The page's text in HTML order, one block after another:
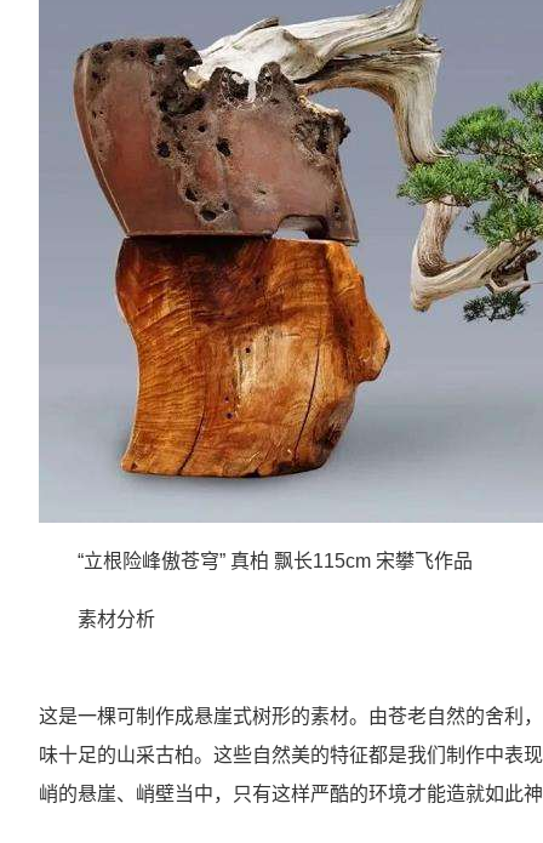
“立根险峰傲苍穹” 真柏 飘长115cm 宋攀飞作品
素材分析
这是一棵可制作成悬崖式树形的素材。由苍老自然的舍利
味十足的山采古柏。这些自然美的特征都是我们制作中表
峭的悬崖、峭壁当中，只有这样严酷的环境才能造就如此